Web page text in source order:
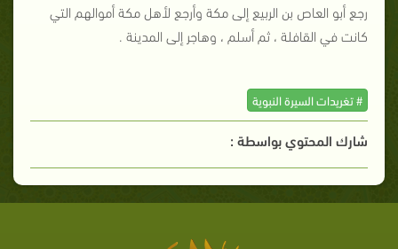
رجع أبو العاص بن الربيع إلى مكة وأرجع لأهل مكة أموالهم التي
كانت في القافلة ، ثم أسلم ، وهاجر إلى المدينة .
# تغريدات السيرة النبوية
شارك المحتوي بواسطة :